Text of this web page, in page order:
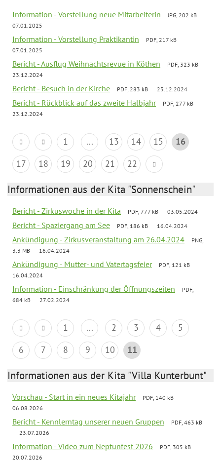
Information - Vorstellung neue Mitarbeiterin
JPG, 202 kB
07.01.2025
Information - Vorstellung Praktikantin
PDF, 217 kB
07.01.2025
Bericht - Ausflug Weihnachtsrevue in Köthen
PDF, 323 kB
23.12.2024
Bericht - Besuch in der Kirche PDF, 283 kB 23.12.2024
Bericht - Rückblick auf das zweite Halbjahr
PDF, 277 kB
23.12.2024
1 ... 13 14 15
16
17
18 19 20 21 22
Informationen aus der Kita "Sonnenschein"
Bericht - Zirkuswoche in der Kita PDF, 777 kB 03.05.2024
Bericht - Spaziergang am See PDF, 186 kB 16.04.2024
Ankündigung - Zirkusveranstaltung am 26.04.2024
PNG,
3.3 MB
16.04.2024
Ankündigung - Mutter- und Vatertagsfeier
PDF, 121 kB
16.04.2024
Information - Einschränkung der Öffnungszeiten
PDF,
684 kB
27.02.2024
1 ... 2 3 4
5
6
7 8 9 10 11
Informationen aus der Kita "Villa Kunterbunt"
Vorschau - Start in ein neues Kitajahr
PDF, 140 kB
06.08.2026
Bericht - Kennlerntag unserer neuen Gruppen
PDF, 463 kB
23.07.2026
Information - Video zum Neptunfest 2026
PDF, 305 kB
20.07.2026